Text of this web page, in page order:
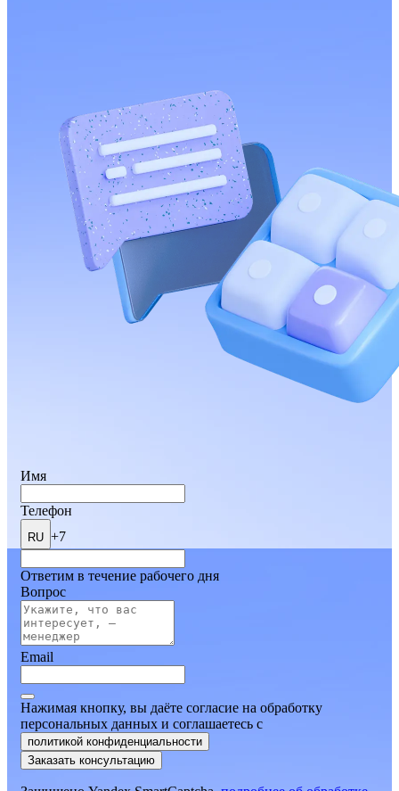
Имя
Телефон
RU +7
Ответим в течение рабочего дня
Вопрос
Email
Нажимая кнопку, вы даёте согласие на обработку
персональных данных и соглашаетесь c
политикой конфиденциальности
Заказать консультацию